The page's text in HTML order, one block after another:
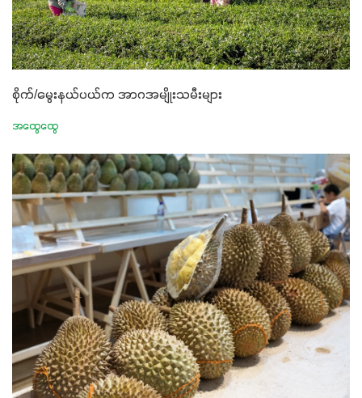
စိုက်/မွေးနယ်ပယ်က အာဂအမျိုးသမီးများ
အထွေထွေ